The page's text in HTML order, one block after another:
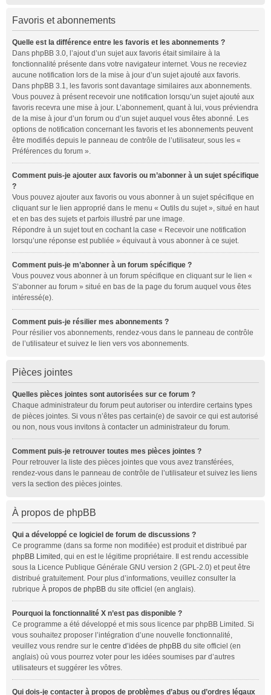
Favoris et abonnements
Quelle est la différence entre les favoris et les abonnements ?
Dans phpBB 3.0, l’ajout d’un sujet aux favoris était similaire à la
fonctionnalité présente dans votre navigateur internet. Vous ne receviez
aucune notification lors de la mise à jour d’un sujet ajouté aux favoris.
Dans phpBB 3.1, les favoris sont davantage similaires aux abonnements.
Vous pouvez à présent recevoir une notification lorsqu’un sujet ajouté aux
favoris recevra une mise à jour. L’abonnement, quant à lui, vous préviendra
de la mise à jour d’un forum ou d’un sujet auquel vous êtes abonné. Les
options de notification concernant les favoris et les abonnements peuvent
être modifiés depuis le panneau de contrôle de l’utilisateur, sous les «
Préférences du forum ».
Comment puis-je ajouter aux favoris ou m’abonner à un sujet spécifique
?
Vous pouvez ajouter aux favoris ou vous abonner à un sujet spécifique en
cliquant sur le lien approprié dans le menu « Outils du sujet », situé en haut
et en bas des sujets et parfois illustré par une image.
Répondre à un sujet tout en cochant la case « Recevoir une notification
lorsqu’une réponse est publiée » équivaut à vous abonner à ce sujet.
Comment puis-je m’abonner à un forum spécifique ?
Vous pouvez vous abonner à un forum spécifique en cliquant sur le lien «
S’abonner au forum » situé en bas de la page du forum auquel vous êtes
intéressé(e).
Comment puis-je résilier mes abonnements ?
Pour résilier vos abonnements, rendez-vous dans le panneau de contrôle
de l’utilisateur et suivez le lien vers vos abonnements.
Pièces jointes
Quelles pièces jointes sont autorisées sur ce forum ?
Chaque administrateur du forum peut autoriser ou interdire certains types
de pièces jointes. Si vous n’êtes pas certain(e) de savoir ce qui est autorisé
ou non, nous vous invitons à contacter un administrateur du forum.
Comment puis-je retrouver toutes mes pièces jointes ?
Pour retrouver la liste des pièces jointes que vous avez transférées,
rendez-vous dans le panneau de contrôle de l’utilisateur et suivez les liens
vers la section des pièces jointes.
À propos de phpBB
Qui a développé ce logiciel de forum de discussions ?
Ce programme (dans sa forme non modifiée) est produit et distribué par
phpBB Limited , qui en est le légitime propriétaire. Il est rendu accessible
sous la Licence Publique Générale GNU version 2 (GPL-2.0) et peut être
distribué gratuitement. Pour plus d’informations, veuillez consulter la
rubrique À propos de phpBB du site officiel (en anglais).
Pourquoi la fonctionnalité X n’est pas disponible ?
Ce programme a été développé et mis sous licence par phpBB Limited. Si
vous souhaitez proposer l’intégration d’une nouvelle fonctionnalité,
veuillez vous rendre sur le centre d’idées de phpBB du site officiel (en
anglais) où vous pourrez voter pour les idées soumises par d’autres
utilisateurs et suggérer les vôtres.
Qui dois-je contacter à propos de problèmes d’abus ou d’ordres légaux